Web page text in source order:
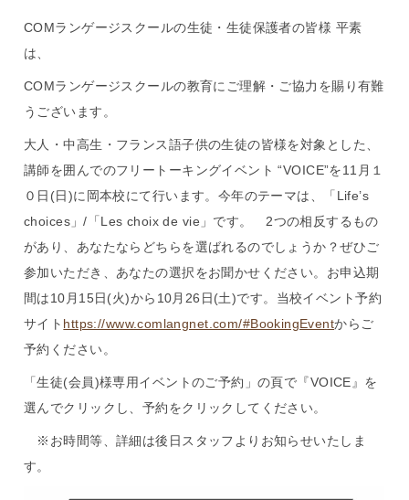
COMランゲージスクールの生徒・生徒保護者の皆様 平素
は、
COMランゲージスクールの教育にご理解・ご協力を賜り有難
うございます。
大人・中高生・フランス語子供の生徒の皆様を対象とした、
講師を囲んでのフリートーキングイベント “VOICE”を11月１
０日(日)に岡本校にて行います。今年のテーマは、「Life’s
choices」/「Les choix de vie」です。 2つの相反するもの
があり、あなたならどちらを選ばれるのでしょうか？ぜひご
参加いただき、あなたの選択をお聞かせください。お申込期
間は10月15日(火)から10月26日(土)です。当校イベント予約
サイト https://www.comlangnet.com/#BookingEventからご
予約ください。
「生徒(会員)様専用イベントのご予約」の頁で『VOICE』を
選んでクリックし、予約をクリックしてください。
※お時間等、詳細は後日スタッフよりお知らせいたしま
す。